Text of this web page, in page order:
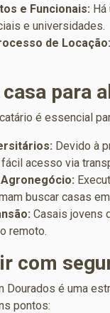
e Funcionais:
e universidades.
de Locação:
para
é essencial
Devido à
acesso via
buscar casas
Casais jovens
remoto.
com
é uma
pontos: